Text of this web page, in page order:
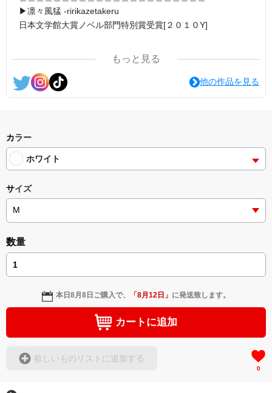
＜著者: #小説 #絵本 #挿画 作成＞ 凛々風 猛-リリカゼタケル
日本語版: https://amzn.asia/d/8oNk92Q
英語版: https://amzn.asia/d/gDGn5nK
SUZURI ▶︎https://suzuri.jp/ririkazetakeru
UP-T ▶︎up-t.jp/creator/66b9c067ae64e
#小説 [刺すように燃えるような眼差しは] -Version1.
挿画&グッズカタログ <デザイン画集:BEST版>
#小説 [刺すように燃えるような眼差しは] -Version2.
挿画&グッズカタログ <デザイン画集:BEST版>
＜著者:絵本/挿画作成＞ 凛々風 猛-リリカゼタケル
https://amzn.asia/d/hMo8oB0
-Comics Style Version.
挿画&グッズカタログ <デザイン画集:BEST版>
＜著者/絵本:挿画作成＞ 凛々風 猛 -リリカゼタケル
https://amzn.asia/d/gPVyU1t
▶︎凛々風猛 -ririkazetakeru
日本文学館大賞ノベル部門特別賞受賞[２０１０Y]
<作品情報:配信中.> -Thank you for your time.
＿＿＿＿＿＿＿＿＿＿＿＿＿＿＿＿＿＿＿＿＿＿
＜著者 : 作詞＞ 凛々風 猛 -リリカゼタケル
日本語版: https://amzn.asia/d/ipdf8cX
英語版: https://amzn.asia/d/1nwVIb6
▶︎弛まぬ言霊[+挿画50作品版]
＜小説+作詞20曲+挿画50作品>
＜著者: 作詞/挿画作成＞ 凛々風 猛 -リリカゼタケル
日本語版: https://amzn.asia/d/3czgKs8
英語版: https://amzn.asia/d/bpIME7s
▶︎弛まぬ言霊 <+挿画/スケッチ&塗り絵ver.版>
-ロードムービー系ミュージカル小説 +作詞20曲
+挿画スケッチスタイル&塗り絵バージョン-
＜著者/小説:作詞:挿画作成＞
凛々風 猛-リリカゼタケル
もっと見る
他の作品を見る
カラー
ホワイト
サイズ
数量
本日8月8日 ご購入で、 「8月12日 」 に発送致します。
カートに追加
欲しいものリストに追加する
0